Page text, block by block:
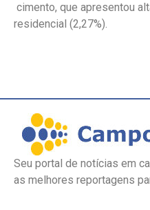
cimento, que apresentou
residencial (2,27%).
Seu portal de notícias em
as melhores reportagens